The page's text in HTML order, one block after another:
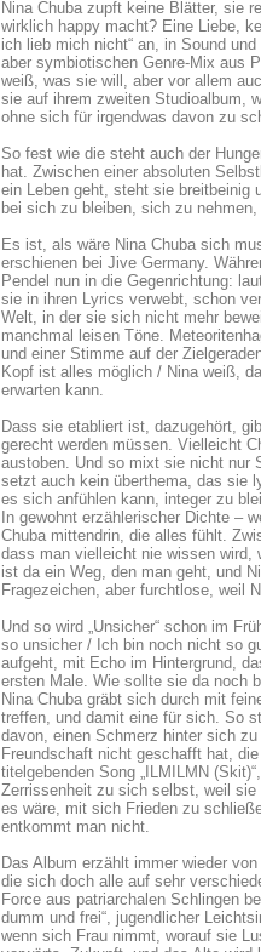
Nina Chuba zupft keine Blätter, sie
wirklich happy macht? Eine Liebe,
ich lieb mich nicht“ an, in Sound
aber symbiotischen Genre-Mix aus
weiß, was sie will, aber vor allem
sie auf ihrem zweiten Studioalbum,
ohne sich für irgendwas davon zu
So fest wie die steht auch der
hat. Zwischen einer absoluten
ein Leben geht, steht sie breitbeinig
bei sich zu bleiben, sich zu
Es ist, als wäre Nina Chuba sich
erschienen bei Jive Germany.
Pendel nun in die Gegenrichtung:
sie in ihren Lyrics verwebt, schon
Welt, in der sie sich nicht mehr
manchmal leisen Töne.
und einer Stimme auf der
Kopf ist alles möglich / Nina weiß,
erwarten kann.
Dass sie etabliert ist, dazugehört,
gerecht werden müssen. Vielleicht
austoben. Und so mixt sie nicht nur
setzt auch kein überthema, das sie
es sich anfühlen kann, integer zu
In gewohnt erzählerischer Dichte –
Chuba mittendrin, die alles fühlt.
dass man vielleicht nie wissen wird,
ist da ein Weg, den man geht, und
Fragezeichen, aber furchtlose, weil
Und so wird „Unsicher“ schon im
so unsicher / Ich bin noch nicht so
aufgeht, mit Echo im Hintergrund,
ersten Male. Wie sollte sie da noch
Nina Chuba gräbt sich durch mit
treffen, und damit eine für sich. So
davon, einen Schmerz hinter sich
Freundschaft nicht geschafft hat,
titelgebenden Song „ILMILMN
Zerrissenheit zu sich selbst, weil
es wäre, mit sich Frieden zu
entkommt man nicht.
Das Album erzählt immer wieder
die sich doch alle auf sehr
Force aus patriarchalen Schlingen
dumm und frei“, jugendlicher
wenn sich Frau nimmt, worauf sie